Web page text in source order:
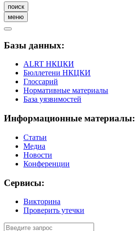
поиск
меню
Базы данных:
ALRT НКЦКИ
Бюллетени НКЦКИ
Глоссарий
Нормативные материалы
База уязвимостей
Информационные материалы:
Статьи
Медиа
Новости
Конференции
Сервисы:
Викторина
Проверить утечки